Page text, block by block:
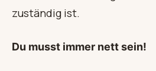
zuständig ist.
Du musst immer nett sein!